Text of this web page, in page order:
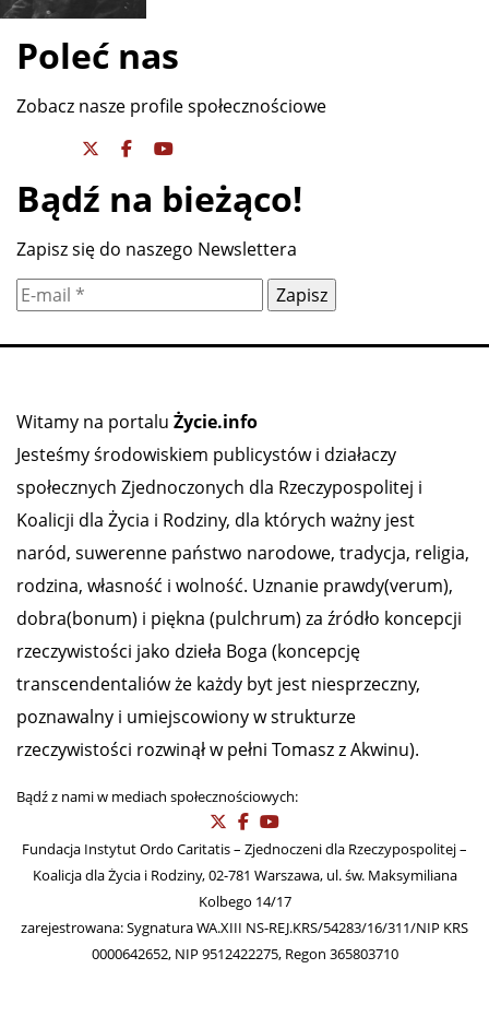
Poleć nas
Zobacz nasze profile społecznościowe
Bądź na bieżąco!
Zapisz się do naszego Newslettera
Witamy na portalu Życie.info
Jesteśmy środowiskiem publicystów i działaczy
społecznych Zjednoczonych dla Rzeczypospolitej i
Koalicji dla Życia i Rodziny, dla których ważny jest
naród, suwerenne państwo narodowe, tradycja, religia,
rodzina, własność i wolność. Uznanie prawdy(verum),
dobra(bonum) i piękna (pulchrum) za źródło koncepcji
rzeczywistości jako dzieła Boga (koncepcję
transcendentaliów że każdy byt jest niesprzeczny,
poznawalny i umiejscowiony w strukturze
rzeczywistości rozwinął w pełni Tomasz z Akwinu).
Bądź z nami w mediach społecznościowych:
Fundacja Instytut Ordo Caritatis – Zjednoczeni dla Rzeczypospolitej –
Koalicja dla Życia i Rodziny, 02-781 Warszawa, ul. św. Maksymiliana
Kolbego 14/17
zarejestrowana: Sygnatura WA.XIII NS-REJ.KRS/54283/16/311/NIP KRS
0000642652, NIP 9512422275, Regon 365803710